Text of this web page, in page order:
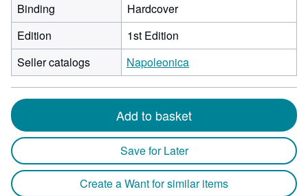
Binding
Hardcover
Edition
1st Edition
Seller catalogs
Napoleonica
Add to basket
Save for Later
Create a Want for similar items